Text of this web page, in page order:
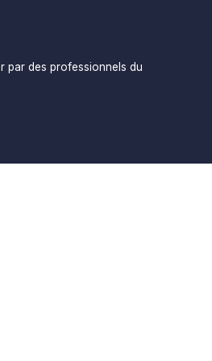
par des professionnels du